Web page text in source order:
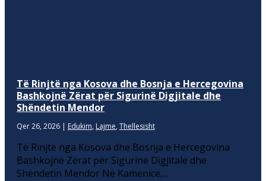
Të Rinjtë nga Kosova dhe Bosnja e Hercegovina
Bashkojnë Zërat për Sigurinë Digjitale dhe
Shëndetin Mendor
Qer 26, 2026 | Edukim, Lajme, Thellesisht
Të Rinjtë nga Kosova dhe Bosnja e Hercegovina
Bashkojnë Zërat për Sigurinë Digjitale dhe
Shëndetin Mendor Në Kamenicë,...